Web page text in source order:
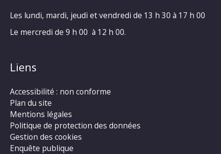
Les lundi, mardi, jeudi et vendredi de 13 h 30 à 17 h 00
Le mercredi de 9 h 00 à 12 h 00.
Liens
Accessibilité : non conforme
Plan du site
Mentions légales
Politique de protection des données
Gestion des cookies
Enquête publique